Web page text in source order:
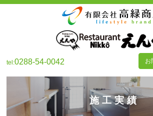
お
tel:0288-54-0042
施工実績